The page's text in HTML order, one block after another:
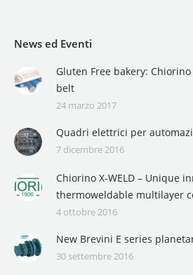
News ed Eventi
Gluten Free bakery:
belt
24 marzo 2017
Quadri elettrici per
7 dicembre 2016
Chiorino X-WELD – Unique
thermoweldable multilayer
4 ottobre 2016
New Brevini E series
30 settembre 2016